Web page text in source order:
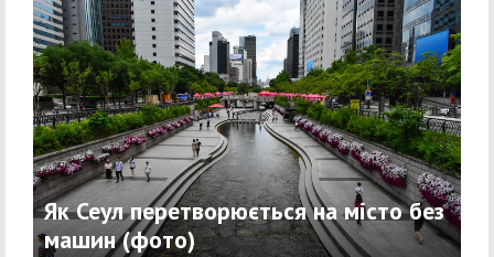
Як Сеул перетворюється на місто без
машин (фото)